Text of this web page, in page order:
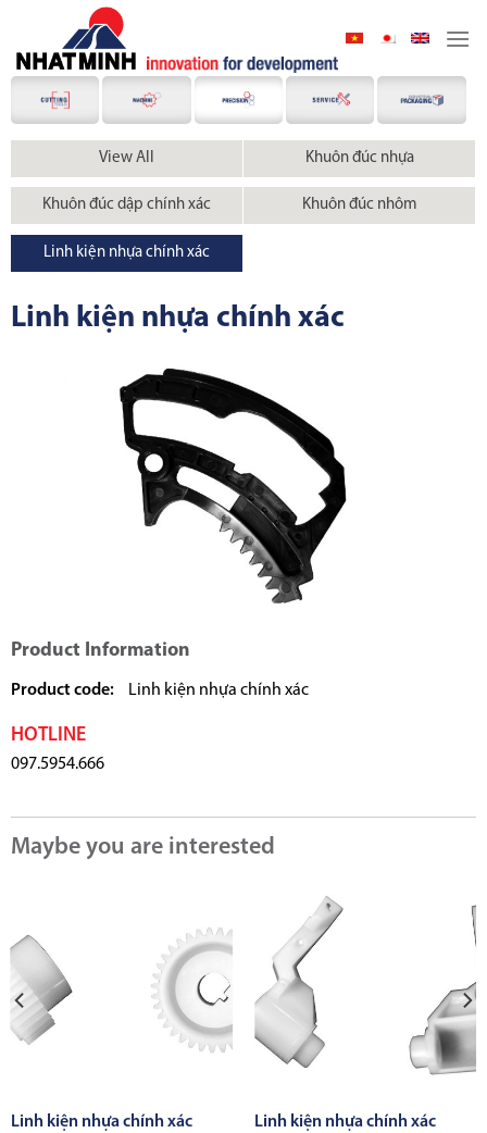
content
View All Khuôn đúc nhựa
Khuôn đúc dập chính xác Khuôn đúc nhôm
Linh kiện nhựa chính xác
Linh kiện nhựa chính xác
Product Information
Product code: Linh kiện nhựa chính xác
HOTLINE
097.5954.666
Maybe you are interested
Linh kiện nhựa chính xác Linh kiện nhựa chính xác